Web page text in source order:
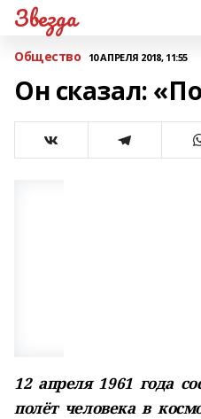
Звезда
Общество 10 АПРЕЛЯ 2018, 11:55
Он сказал:
12 апреля 1961 года
полёт человека в